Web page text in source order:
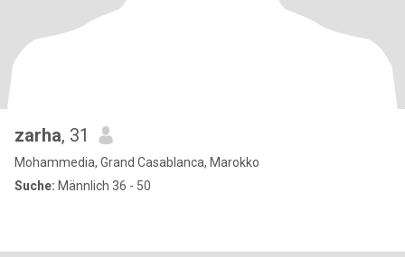
zarha, 31
Mohammedia, Grand Casablanca, Marokko
Suche: Männlich 36 - 50